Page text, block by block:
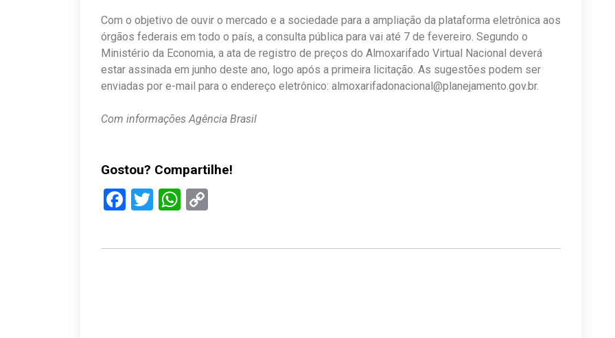
Com o objetivo de ouvir o mercado e a sociedade para a ampliação da plataforma eletrônica aos
órgãos federais em todo o país, a consulta pública para vai até 7 de fevereiro. Segundo o
Ministério da Economia, a ata de registro de preços do Almoxarifado Virtual Nacional deverá
estar assinada em junho deste ano, logo após a primeira licitação. As sugestões podem ser
enviadas por e-mail para o endereço eletrônico: almoxarifadonacional@planejamento.gov.br.
Com informações Agência Brasil
Gostou? Compartilhe!
Facebook
TwitterWhatsApp